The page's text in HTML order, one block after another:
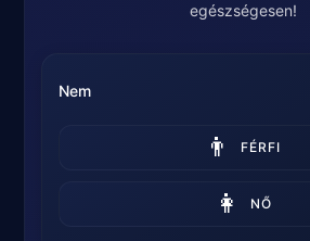
egészségesen!
Nem
👨 FÉRFI
👩 NŐ